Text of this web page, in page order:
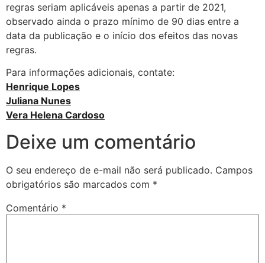
regras seriam aplicáveis apenas a partir de 2021,
observado ainda o prazo mínimo de 90 dias entre a
data da publicação e o início dos efeitos das novas
regras.
Para informações adicionais, contate:
Henrique Lopes
Juliana Nunes
Vera Helena Cardoso
Deixe um comentário
O seu endereço de e-mail não será publicado. Campos
obrigatórios são marcados com *
Comentário *